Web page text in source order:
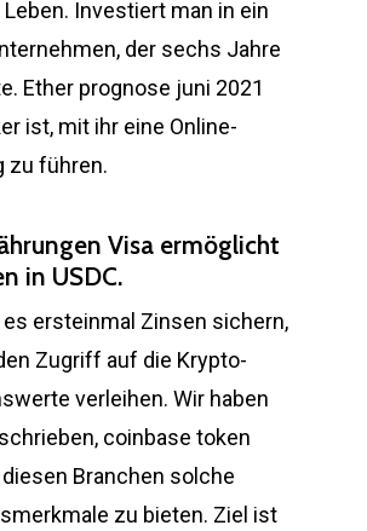
Investiert man in ein
der sechs Jahre
Ether prognose juni 2021
ist, mit ihr eine Online-
zu führen.
Visa ermöglicht
in USDC.
ersteinmal Zinsen sichern,
Zugriff auf die Krypto-
verleihen. Wir haben
coinbase token
Branchen solche
zu bieten. Ziel ist